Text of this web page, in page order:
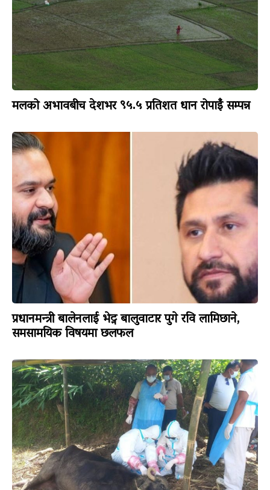
मलको अभावबीच देशभर ९५.५ प्रतिशत धान रोपाइँ सम्पन्न
प्रधानमन्त्री बालेनलाई भेट्न बालुवाटार पुगे रवि लामिछाने,
समसामयिक विषयमा छलफल